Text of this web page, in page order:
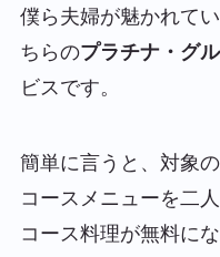
僕ら夫婦が魅かれて
ちらのプラチナ・グ
ビスです。
簡単に言うと、 対象
コースメニューを二
コース料理が無料に